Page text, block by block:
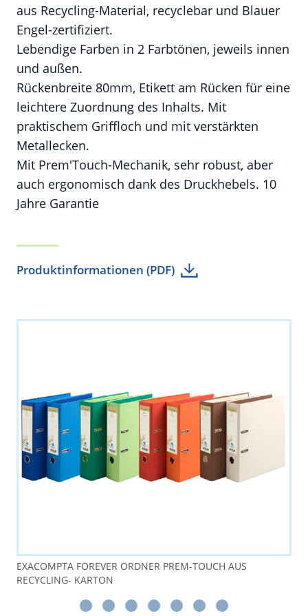
aus Recycling-Material, recyclebar und Blauer
Engel-zertifiziert.
Lebendige Farben in 2 Farbtönen, jeweils innen
und außen.
Rückenbreite 80mm, Etikett am Rücken für eine
leichtere Zuordnung des Inhalts. Mit
praktischem Griffloch und mit verstärkten
Metallecken.
Mit Prem'Touch-Mechanik, sehr robust, aber
auch ergonomisch dank des Druckhebels. 10
Jahre Garantie
Produktinformationen (PDF)
EXACOMPTA FOREVER ORDNER PREM-TOUCH AUS
RECYCLING- KARTON